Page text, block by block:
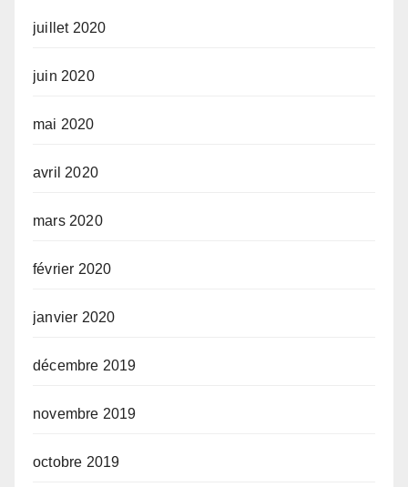
juillet 2020
juin 2020
mai 2020
avril 2020
mars 2020
février 2020
janvier 2020
décembre 2019
novembre 2019
octobre 2019